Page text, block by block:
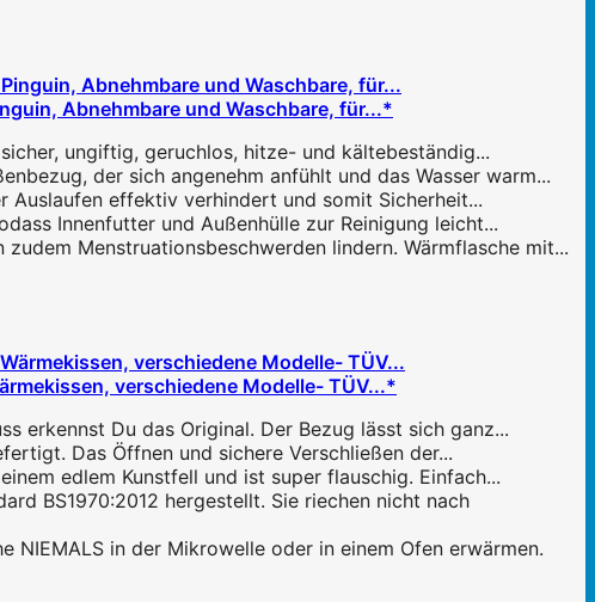
Abnehmbare und Waschbare, für...*
ungiftig, geruchlos, hitze- und kältebeständig...
der sich angenehm anfühlt und das Wasser warm...
Auslaufen effektiv verhindert und somit Sicherheit...
Innenfutter und Außenhülle zur Reinigung leicht...
Menstruationsbeschwerden lindern. Wärmflasche mit...
verschiedene Modelle- TÜV...*
erkennst Du das Original. Der Bezug lässt sich ganz...
Das Öffnen und sichere Verschließen der...
edlem Kunstfell und ist super flauschig. Einfach...
BS1970:2012 hergestellt. Sie riechen nicht nach
NIEMALS in der Mikrowelle oder in einem Ofen erwärmen.